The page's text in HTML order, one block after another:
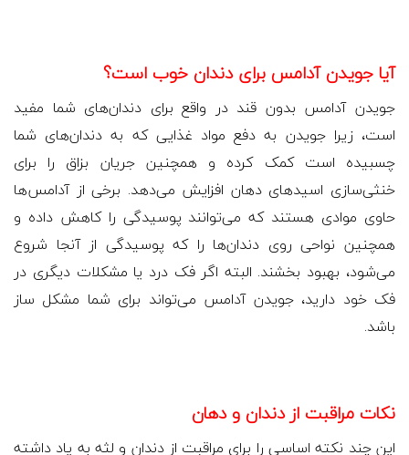
آیا جویدن آدامس برای دندان خوب است؟
جویدن آدامس بدون قند در واقع برای دندان‌های شما مفید
است، زیرا جویدن به دفع مواد غذایی که به دندان‌های شما
چسبیده است کمک کرده و همچنین جریان بزاق را برای
خنثی‌سازی اسیدهای دهان افزایش می‌دهد. برخی از آدامس‌ها
حاوی موادی هستند که می‌توانند پوسیدگی را کاهش داده و
همچنین نواحی روی دندان‌ها را که پوسیدگی از آنجا شروع
می‌شود، بهبود بخشند. البته اگر فک درد یا مشکلات دیگری در
فک خود دارید، جویدن آدامس می‌تواند برای شما مشکل ساز
باشد.
نکات مراقبت از دندان و دهان
این چند نکته اساسی را برای مراقبت از دندان و لثه به یاد داشته